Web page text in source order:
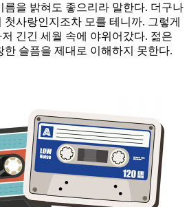
름을 밝혀도 좋으리라 말한다. 더구나
사랑인지조차 모를 테니까. 그렇게
긴긴 세월 속에 야위어갔다. 젊은
슬픔을 제대로 이해하지 못한다.